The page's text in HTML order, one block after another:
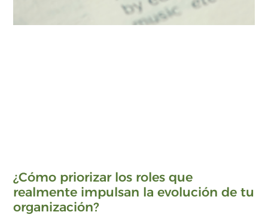
¿Cómo priorizar los roles que
realmente impulsan la evolución de tu
organización?